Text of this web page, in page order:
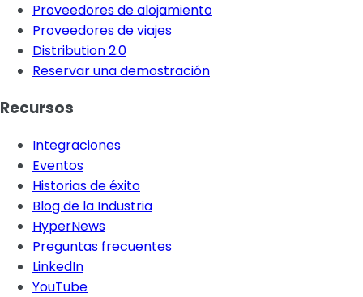
Proveedores de alojamiento
Proveedores de viajes
Distribution 2.0
Reservar una demostración
Recursos
Integraciones
Eventos
Historias de éxito
Blog de la Industria
HyperNews
Preguntas frecuentes
LinkedIn
YouTube